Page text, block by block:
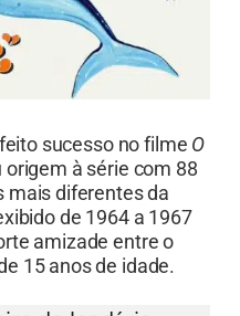
sucesso no filmeO
à série com 88
mais diferentes da
de 1964 a 1967
amizade entre o